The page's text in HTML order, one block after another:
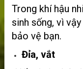
Trong khí hậu
sinh sống, vì
bảo vệ bạn.
Đỉa, vắt